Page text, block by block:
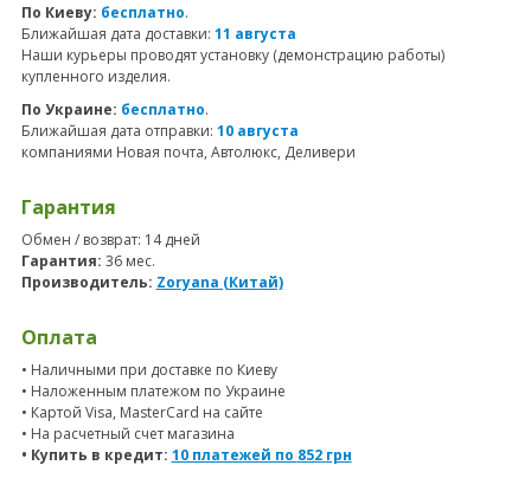
По Киеву: бесплатно.
Ближайшая дата доставки: 11 августа
Наши курьеры проводят установку (демонстрацию работы)
купленного изделия.
По Украине: бесплатно.
Ближайшая дата отправки: 10 августа
компаниями Новая почта, Автолюкс, Деливери
Гарантия
Обмен / возврат: 14 дней
Гарантия: 36 мес.
Производитель: Zoryana (Китай)
Оплата
• Наличными при доставке по Киеву
• Наложенным платежом по Украине
• Картой Visa, MasterCard на сайте
• На расчетный счет магазина
• Купить в кредит: 10 платежей по 852 грн